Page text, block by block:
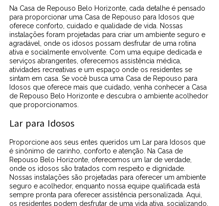
Na Casa de Repouso Belo Horizonte, cada detalhe é pensado
para proporcionar uma Casa de Repouso para Idosos que
oferece conforto, cuidado e qualidade de vida. Nossas
instalações foram projetadas para criar um ambiente seguro e
agradável, onde os idosos possam desfrutar de uma rotina
ativa e socialmente envolvente. Com uma equipe dedicada e
serviços abrangentes, oferecemos assistência médica,
atividades recreativas e um espaço onde os residentes se
sintam em casa. Se você busca uma Casa de Repouso para
Idosos que oferece mais que cuidado, venha conhecer a Casa
de Repouso Belo Horizonte e descubra o ambiente acolhedor
que proporcionamos.
Lar para Idosos
Proporcione aos seus entes queridos um Lar para Idosos que
é sinônimo de carinho, conforto e atenção. Na Casa de
Repouso Belo Horizonte, oferecemos um lar de verdade,
onde os idosos são tratados com respeito e dignidade.
Nossas instalações são projetadas para oferecer um ambiente
seguro e acolhedor, enquanto nossa equipe qualificada está
sempre pronta para oferecer assistência personalizada. Aqui,
os residentes podem desfrutar de uma vida ativa, socializando,